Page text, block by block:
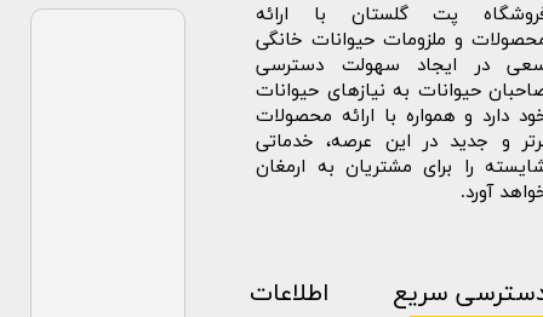
پت گلستان با ارائه
و ملزومات حیوانات خانگی
در ایجاد سهولت دسترسی
حیوانات به نیازهای حیوانات
دارد و همواره با ارائه محصولات
و جدید در این عرصه، خدماتی
را برای مشتریان به ارمغان
آورد.
سریع اطلاعات